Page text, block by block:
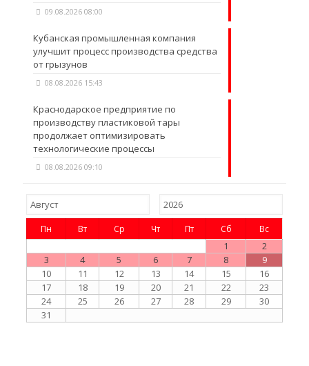
09.08.2026 08:00
Кубанская промышленная компания
улучшит процесс производства средства
от грызунов
08.08.2026 15:43
Краснодарское предприятие по
производству пластиковой тары
продолжает оптимизировать
технологические процессы
08.08.2026 09:10
Пн Вт Ср Чт Пт Сб Вс
1
2
3
4 5 6 7 8
9
10
11 12 13 14 15
16
17
18 19 20 21 22
23
24
25 26 27 28 29
30
31